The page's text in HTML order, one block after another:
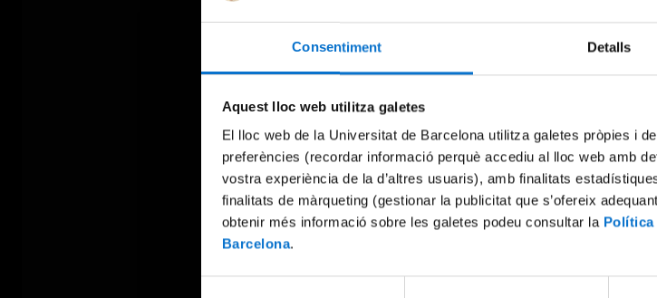
Consentiment Detalls
Aquest lloc web utilitza galetes
El lloc web de la Universitat de Barcelona utilitza galetes pròpies i
preferències (recordar informació perquè accediu al lloc web amb
vostra experiència de la d’altres usuaris), amb finalitats
finalitats de màrqueting (gestionar la publicitat que s’ofereix
obtenir més informació sobre les galetes podeu consultar la Política
Barcelona.
Try again